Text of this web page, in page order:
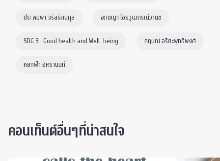
ประพิมพา จรัลรัตนกุล อภิชญา ไชยวุฒิกรณ์วานิช
SDG 3 : Good health and Well-being กฤษณ์ อริยะพุทธิพงศ์
หยกฟ้า อิศรานนท์
คอนเท็นต์อื่นๆที่น่าสนใจ